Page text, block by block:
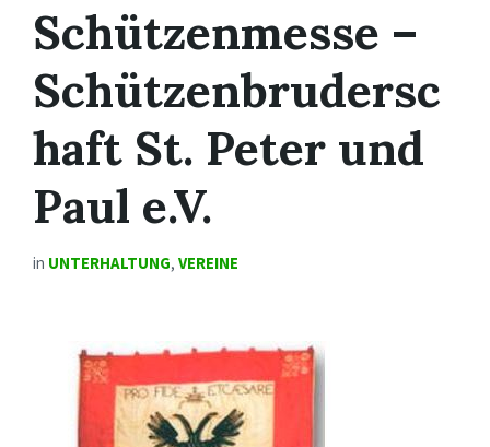
Schützenmesse –
Schützenbrudersc
haft St. Peter und
Paul e.V.
in UNTERHALTUNG, VEREINE